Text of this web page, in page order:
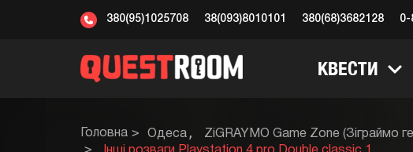
380(95)1025708 38(093)8010101 380(68)3682128 0-
КВЕСТИ
Головна Одеса ZiGRAYMO Game Zone (Зіграймо